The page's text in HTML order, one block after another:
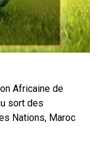
Africaine de
sort des
Nations, Maroc